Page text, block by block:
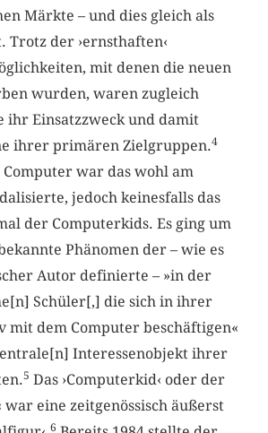
Märkte – und dies gleich als
Trotz der ›ernsthaften‹
mit denen die neuen
wurden, waren zugleich
ihr Einsatzzweck und damit
ihrer primären Zielgruppen.4
Computer war das wohl am
jedoch keinesfalls das
der Computerkids. Es ging um
Phänomen der – wie es
Autor definierte – »in der
Schüler[,] die sich in ihrer
mit dem Computer beschäftigen«
Interessenobjekt ihrer
5 Das ›Computerkid‹ oder der
war eine zeitgenössisch äußerst
6